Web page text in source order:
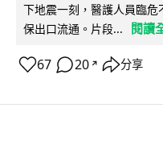
下地震一刻，醫護人員臨
保出口流通。片段...
閱讀
67 20 ↗ 分享